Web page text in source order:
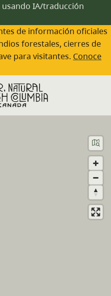
IA/traducción
de información oficiales
forestales, cierres de
para visitantes. Conoce